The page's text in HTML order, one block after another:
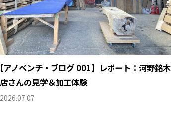
【アノベンチ・ブログ 001】レポート：河野銘木
店さんの見学＆加工体験
2026.07.07